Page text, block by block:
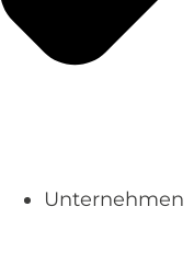
Unternehmen